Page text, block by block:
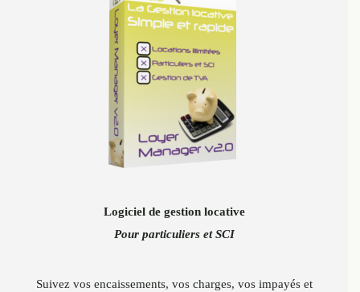
Logiciel de gestion locative
Pour particuliers et SCI
Suivez vos encaissements, vos charges, vos impayés et